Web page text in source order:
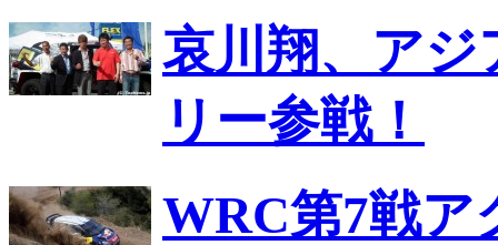
哀川翔、ア
リー参戦！
WRC第7戦ア